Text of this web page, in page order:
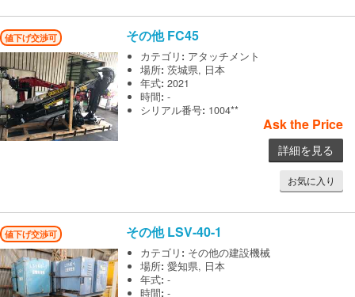
値下げ交渉可 その他FC45
カテゴリ : アタッチメント
場所:茨城県, 日本
年式:2021
時間:-
シリアル番号: 1004**
Ask the Price
詳細を見る
お気に入り
値下げ交渉可 その他LSV-40-1
カテゴリ : その他の建設機械
場所:愛知県, 日本
年式:-
時間:-